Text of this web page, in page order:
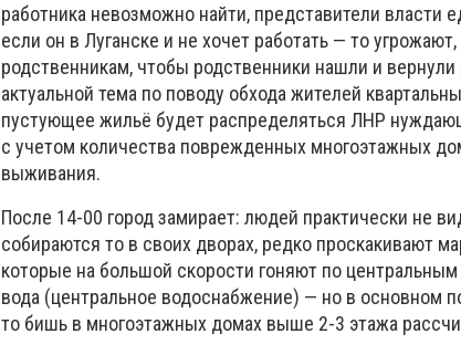
работника невозможно найти, представители власти
если он в Луганске и не хочет работать — то
родственникам, чтобы родственники нашли и вернули
актуальной тема по поводу обхода жителей
пустующее жильё будет распределяться ЛНР
с учетом количества поврежденных многоэтажных
выживания.
После 14-00 город замирает: людей практически не
собираются то в своих дворах, редко проскакивают
которые на большой скорости гоняют по
вода (центральное водоснабжение) — но в основном
то бишь в многоэтажных домах выше 2-3 этажа